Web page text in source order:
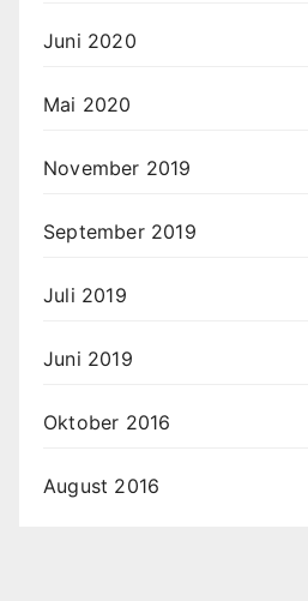
Juni 2020
Mai 2020
November 2019
September 2019
Juli 2019
Juni 2019
Oktober 2016
August 2016